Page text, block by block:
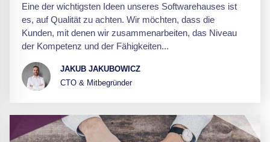
Eine der wichtigsten Ideen unseres Softwarehauses ist
es, auf Qualität zu achten. Wir möchten, dass die
Kunden, mit denen wir zusammenarbeiten, das Niveau
der Kompetenz und der Fähigkeiten...
JAKUB JAKUBOWICZ
CTO & Mitbegründer